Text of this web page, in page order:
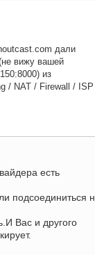
дали
вижу вашей
из
/ NAT / Firewall / ISP
есть
подсоединиться
Вас и другого